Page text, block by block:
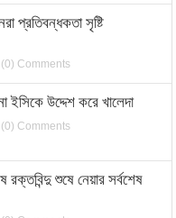
প্রতিবন্ধকতা সৃষ্টি
(0) Comments
ইসিকে উদ্দেশ করে খালেদা
(0) Comments
রক্তবিন্দু শুষে নেয়ার সর্বশেষ